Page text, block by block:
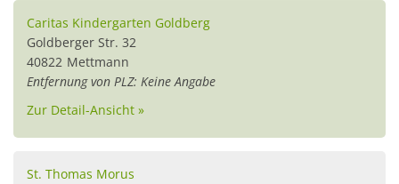
Caritas Kindergarten Goldberg
Goldberger Str. 32
40822 Mettmann
Entfernung von PLZ: Keine Angabe
Zur Detail-Ansicht »
St. Thomas Morus